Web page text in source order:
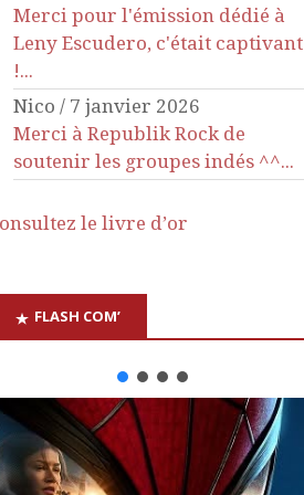
Merci pour l'émission dédié à
Leny Escudero, c'était captivant
!...
Nico / 7 janvier 2026
Merci à Republik Rock de
soutenir les groupes indés ^^...
le livre d’or
FLASH COM’